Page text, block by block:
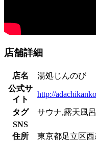
店舗詳細
店名
湯処じんのび
公式サ
イト
http://
タグ
サウナ,露天風呂
SNS
住所
東京都足立区西